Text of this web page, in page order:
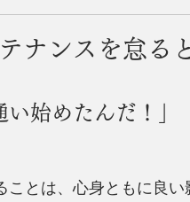
ナンスを怠る
始めたんだ！」
とは、心身ともに良い